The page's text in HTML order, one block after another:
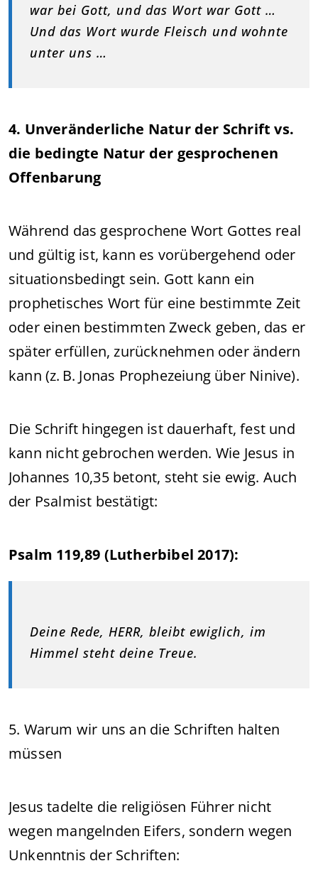
war bei Gott, und das Wort war Gott …
Und das Wort wurde Fleisch und wohnte
unter uns …
4. Unveränderliche Natur der Schrift vs.
die bedingte Natur der gesprochenen
Offenbarung
Während das gesprochene Wort Gottes real
und gültig ist, kann es vorübergehend oder
situationsbedingt sein. Gott kann ein
prophetisches Wort für eine bestimmte Zeit
oder einen bestimmten Zweck geben, das er
später erfüllen, zurücknehmen oder ändern
kann (z. B. Jonas Prophezeiung über Ninive).
Die Schrift hingegen ist dauerhaft, fest und
kann nicht gebrochen werden. Wie Jesus in
Johannes 10,35 betont, steht sie ewig. Auch
der Psalmist bestätigt:
Psalm 119,89 (Lutherbibel 2017):
Deine Rede, HERR, bleibt ewiglich, im
Himmel steht deine Treue.
5. Warum wir uns an die Schriften halten
müssen
Jesus tadelte die religiösen Führer nicht
wegen mangelnden Eifers, sondern wegen
Unkenntnis der Schriften: